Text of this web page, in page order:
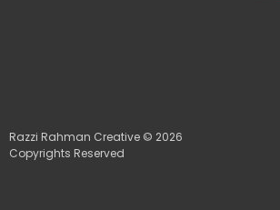
Razzi Rahman Creative © 2026
Copyrights Reserved